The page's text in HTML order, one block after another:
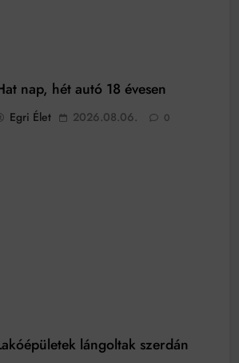
nap, hét autó 18 évesen
Egri Élet 2026.08.06. 0
lángoltak szerdán